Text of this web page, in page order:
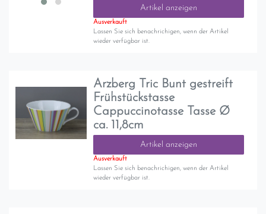
Artikel anzeigen
Ausverkauft
Lassen Sie sich benachrichigen, wenn der Artikel
wieder verfügbar ist.
Arzberg Tric Bunt gestreift
Frühstückstasse
Cappuccinotasse Tasse Ø
ca. 11,8cm
Artikel anzeigen
Ausverkauft
Lassen Sie sich benachrichigen, wenn der Artikel
wieder verfügbar ist.